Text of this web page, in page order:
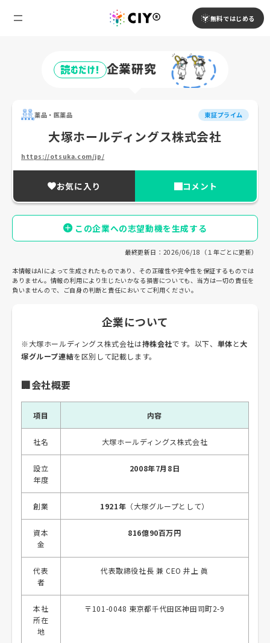
無料ではじめる
読むだけ! 企業研究
薬品・医薬品 東証プライム
大塚ホールディングス株式会社
https://otsuka.com/jp/
お気に入り コメント
この企業への志望動機を生成する
最終更新日：2026/06/18（１年ごとに更新）
本情報はAIによって生成されたものであり、その正確性や完全性を保証するものでは
ありません。情報の利用により生じたいかなる損害についても、当方は一切の責任を
負いませんので、ご自身の判断と責任においてご利用ください。
企業について
※大塚ホールディングス株式会社は持株会社です。以下、 単体と大
塚グループ連結を区別して記載します。
🏢会社概要
項目 内容
社名 大塚ホールディングス株式会社
設立
年度
2008年7月8日
創業 1921年 （大塚グループとして）
資本
金
816億90百万円
代表
者
代表取締役社長 兼 CEO 井上 眞
本社
所在
地
〒101-0048 東京都千代田区神田司町2-9